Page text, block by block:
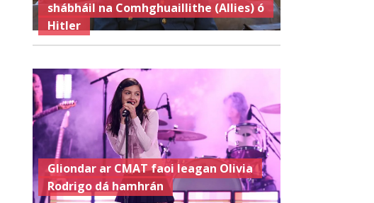
shábháil na Comhghuaillithe (Allies) ó
Hitler
Gliondar ar CMAT faoi leagan Olivia
Rodrigo dá hamhrán